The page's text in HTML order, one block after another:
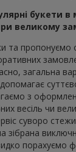
букети в
великому
та пропонуємо
загальна
з
весіль чи
суворо
зібрана
порахуємо